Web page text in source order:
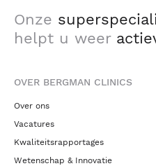
Onze
helpt u weer
OVER BERGMAN CLINICS
Over ons
Vacatures
Kwaliteitsrapportages
Wetenschap & Innovatie